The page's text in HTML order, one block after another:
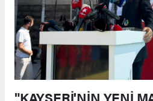
"KAYSERİ'NİN YENİ